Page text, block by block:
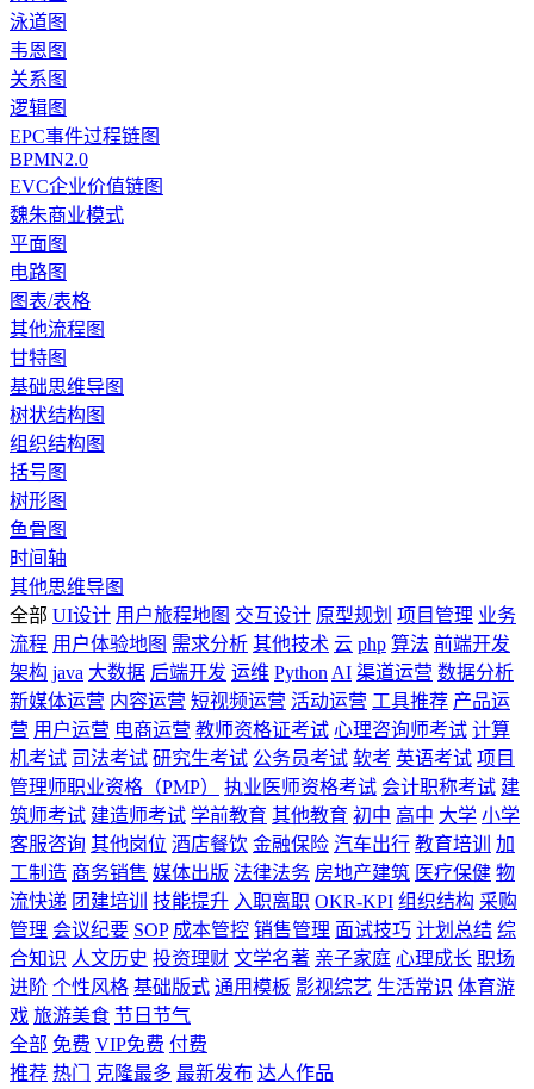
泳道图
韦恩图
关系图
逻辑图
EPC事件过程链图
BPMN2.0
EVC企业价值链图
魏朱商业模式
平面图
电路图
图表/表格
其他流程图
甘特图
基础思维导图
树状结构图
组织结构图
括号图
树形图
鱼骨图
时间轴
其他思维导图
全部 UI设计 用户旅程地图 交互设计 原型规划 项目管理 业务
流程 用户体验地图 需求分析 其他技术 云 php 算法 前端开发
架构 java 大数据 后端开发 运维 Python AI 渠道运营 数据分析
新媒体运营 内容运营 短视频运营 活动运营 工具推荐 产品运
营 用户运营 电商运营 教师资格证考试 心理咨询师考试 计算
机考试 司法考试 研究生考试 公务员考试 软考 英语考试 项目
管理师职业资格（PMP）
执业医师资格考试 会计职称考试 建
筑师考试 建造师考试 学前教育 其他教育 初中 高中 大学 小学
客服咨询 其他岗位 酒店餐饮 金融保险 汽车出行 教育培训
加
工制造 商务销售 媒体出版 法律法务 房地产建筑 医疗保健 物
流快递 团建培训 技能提升 入职离职 OKR-KPI 组织结构 采购
管理 会议纪要 SOP 成本管控 销售管理 面试技巧 计划总结 综
合知识 人文历史 投资理财 文学名著 亲子家庭 心理成长 职场
进阶 个性风格 基础版式 通用模板 影视综艺 生活常识 体育游
戏 旅游美食 节日节气
全部 免费 VIP免费 付费
推荐 热门 克隆最多 最新发布 达人作品